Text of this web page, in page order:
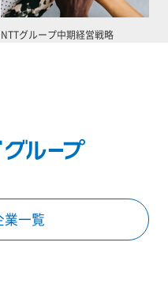
NTTグループ中期経営戦略
業一覧